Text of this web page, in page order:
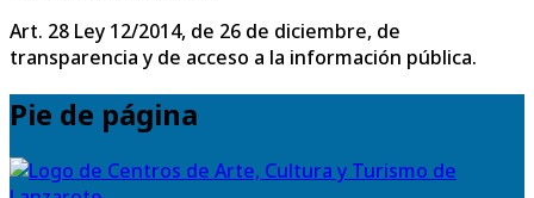
Art. 28 Ley 12/2014, de 26 de diciembre, de
transparencia y de acceso a la información pública.
Pie de página